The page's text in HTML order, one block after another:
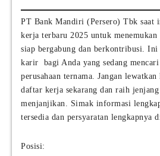
PT Bank Mandiri (Persero) Tbk saat
kerja terbaru 2025 untuk
siap bergabung dan berkontribusi. Ini
karir bagi Anda yang sedang
perusahaan ternama. Jangan
daftar kerja sekarang dan raih
menjanjikan. Simak informasi
tersedia dan persyaratan lengkapnya
Posisi: